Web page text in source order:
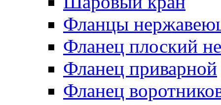
Фланцы
Фланец плоский
Фланец приварной
Фланец